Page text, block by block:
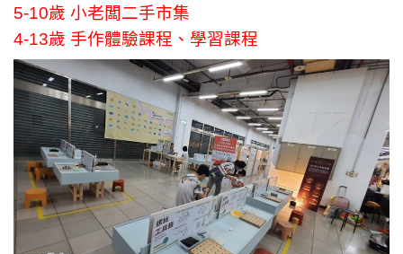
5-10歲 小老闆二手市集
4-13歲 手作體驗課程、學習課程